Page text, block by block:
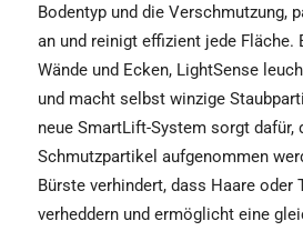
Bodentyp und die Verschmutzung,
an und reinigt effizient jede Fläche.
Wände und Ecken, LightSense
und macht selbst winzige
neue SmartLift-System sorgt dafür,
Schmutzpartikel aufgenommen
Bürste verhindert, dass Haare oder
verheddern und ermöglicht eine